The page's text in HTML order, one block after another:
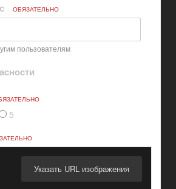
ОБЯЗАТЕЛЬНО
пользователям
5
Указать URL изображения